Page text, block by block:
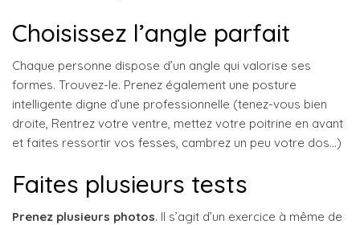
Choisissez l’angle parfait
Chaque personne dispose d’un angle qui valorise ses
formes. Trouvez-le. Prenez également une posture
intelligente digne d’une professionnelle (tenez-vous bien
droite, Rentrez votre ventre, mettez votre poitrine en avant
et faites ressortir vos fesses, cambrez un peu votre dos…)
Faites plusieurs tests
Prenez plusieurs photos. Il s’agit d’un exercice à même de